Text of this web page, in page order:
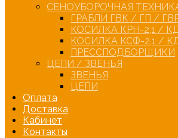
СЕНОУБОРОЧНАЯ
ГРАБЛИ ГВК / ГП /
КОСИЛКА КРН-2,1 /
КОСИЛКА КСФ-2,1 /
ПРЕССПОДБОРЩИКИ
ЦЕПИ / ЗВЕНЬЯ
ЗВЕНЬЯ
ЦЕПИ
Оплата
Доставка
Кабинет
Контакты